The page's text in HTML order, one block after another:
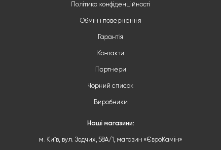
Політика конфіденційності
Обмін і повернення
Гарантія
Контакти
Партнери
Чорний список
Виробники
Наші магазини:
м. Київ, вул. Зодчих, 58А/1, магазин «ЄвроКамін»